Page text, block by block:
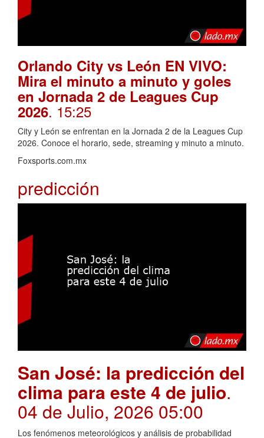
Orlando City vs León EN VIVO:
Mira el minuto a minuto y goles
en Jornada 2 de Leagues Cup
2026. 15:25
City y León se enfrentan en la Jornada 2 de la Leagues Cup
2026. Conoce el horario, sede, streaming y minuto a minuto.
Foxsports.com.mx
predicción
San José: la predicción del
clima para este 4 de julio.
04 de Julio, 2026 05:00
Los fenómenos meteorológicos y análisis de probabilidad